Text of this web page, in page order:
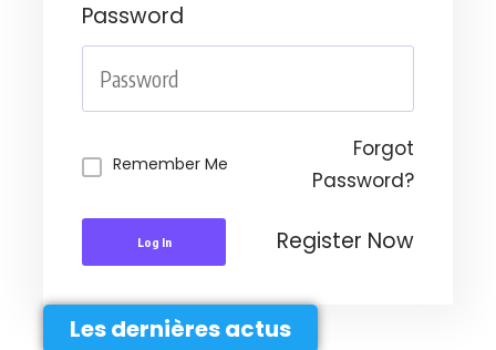
Password
Remember Me
Forgot
Password?
Log In Register Now
Les dernières actus